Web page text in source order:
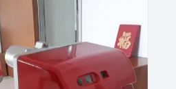
Details